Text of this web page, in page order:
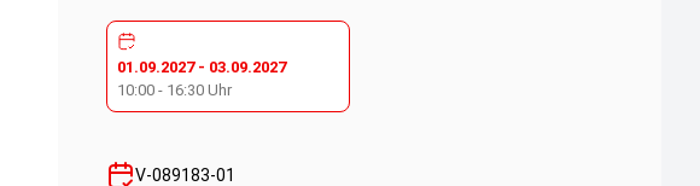
01.09.2027- 03.09.2027
10:00 - 16:30 Uhr
V-089183-01